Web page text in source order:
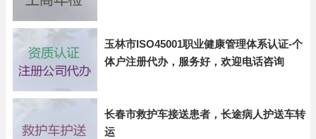
玉林市ISO45001职业健康管理体系认证-个
体户注册代办，服务好，欢迎电话咨询
长春市救护车接送患者，长途病人护送车转
运